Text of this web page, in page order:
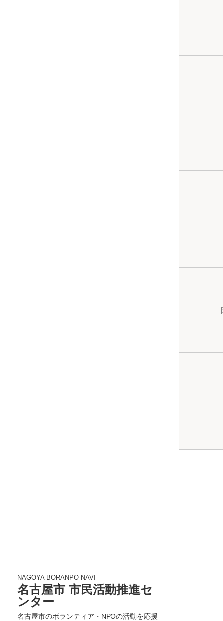
NAGOYA BORANPO NAVI
名古屋市 市民活動推進セ
ンター
名古屋市のボランティア・NPOの活動を応援